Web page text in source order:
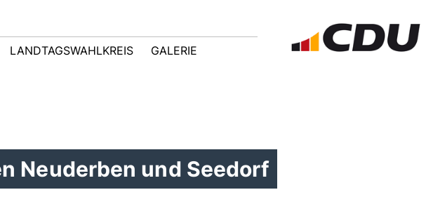
LANDTAGSWAHLKREIS
GALERIE
Neuderben und Seedorf